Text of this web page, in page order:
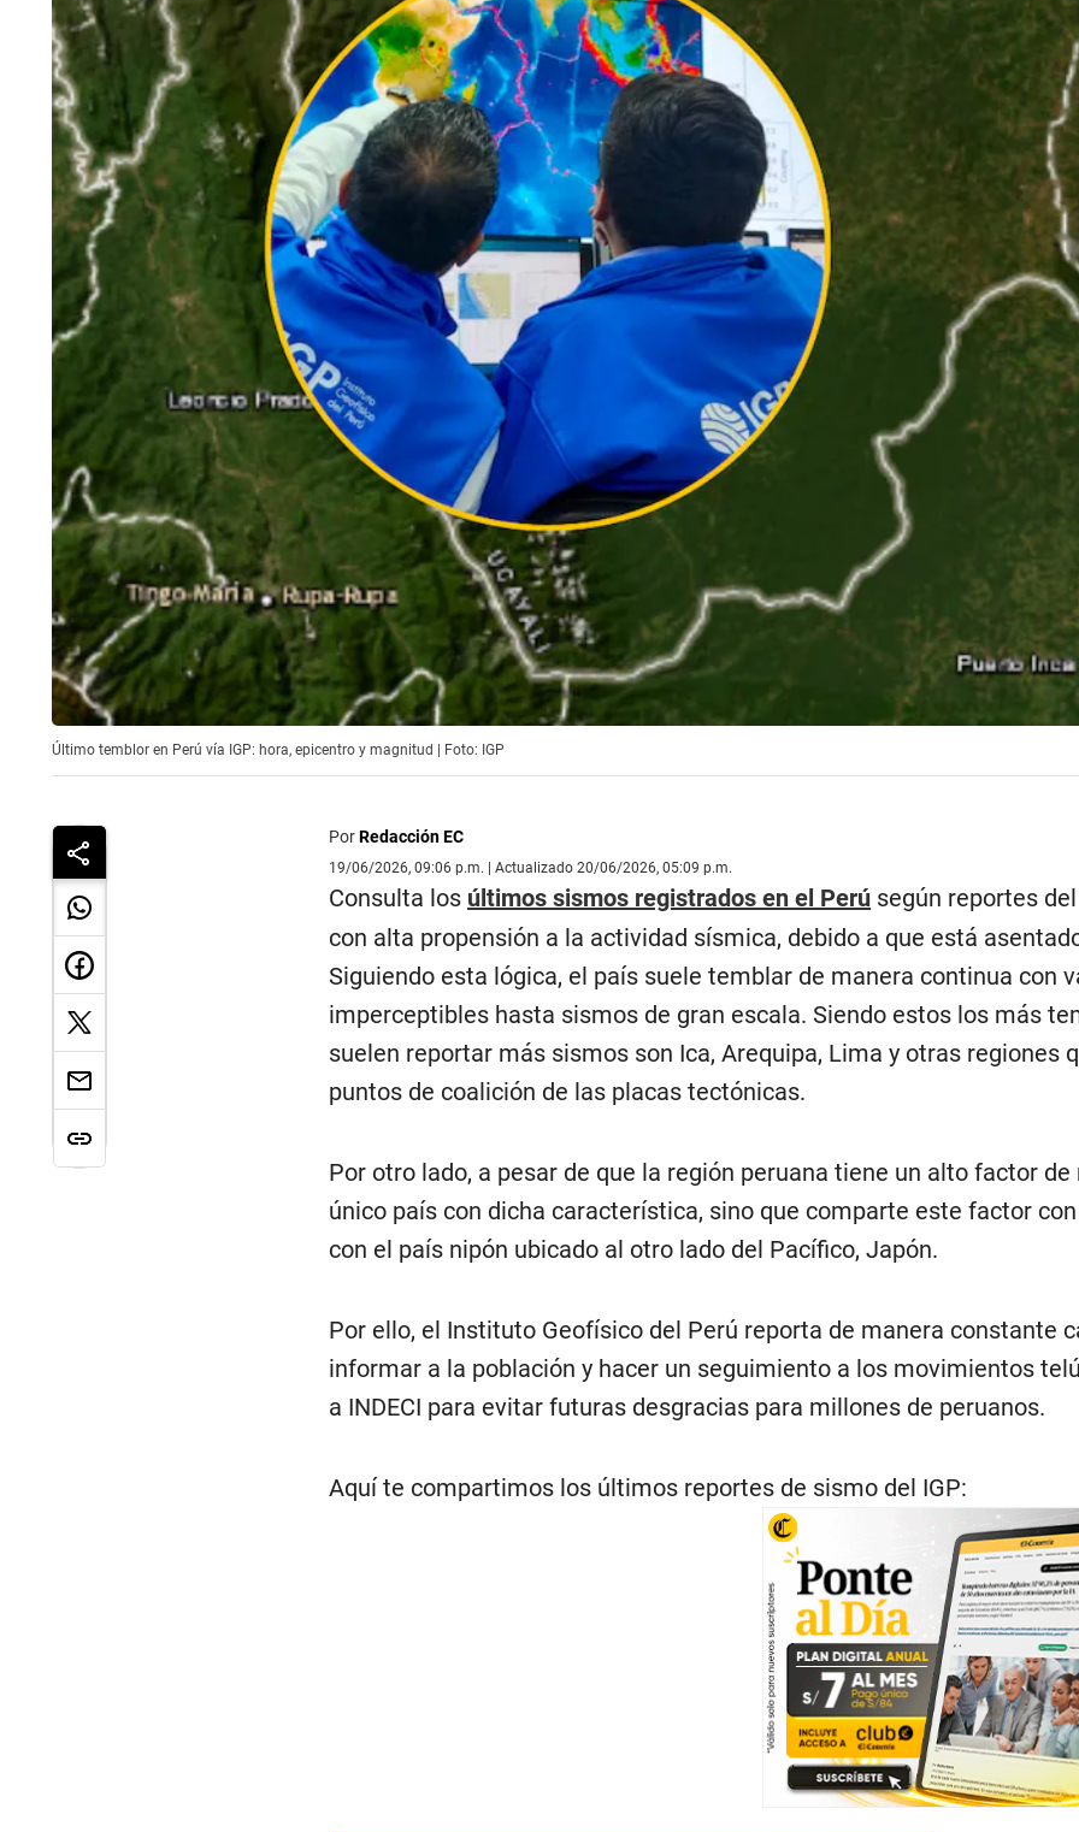
Último temblor en Perú vía IGP: hora, epicentro y magnitud | Foto: IGP
PorRedacción EC
19/06/2026, 09:06 p.m. | Actualizado 20/06/2026, 05:09 p.m.
Consulta los últimos sismos registrados en el Perú según reportes
con alta propensión a la actividad sísmica, debido a que está
Siguiendo esta lógica, el país suele temblar de manera continua con
imperceptibles hasta sismos de gran escala. Siendo estos los más
suelen reportar más sismos son Ica, Arequipa, Lima y otras
puntos de coalición de las placas tectónicas.
Por otro lado, a pesar de que la región peruana tiene un alto factor
único país con dicha característica, sino que comparte este factor
con el país nipón ubicado al otro lado del Pacífico, Japón.
Por ello, el Instituto Geofísico del Perú reporta de manera constante
informar a la población y hacer un seguimiento a los movimientos
a INDECI para evitar futuras desgracias para millones de peruanos.
Aquí te compartimos los últimos reportes de sismo del IGP: